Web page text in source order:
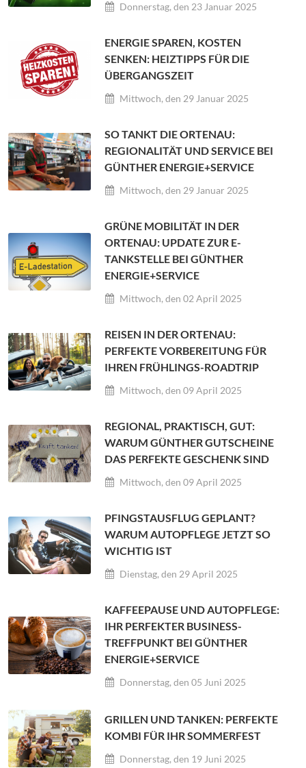
Donnerstag, den 23 Januar 2025
ENERGIE SPAREN, KOSTEN
SENKEN: HEIZTIPPS FÜR DIE
ÜBERGANGSZEIT
Mittwoch, den 29 Januar 2025
SO TANKT DIE ORTENAU:
REGIONALITÄT UND SERVICE BEI
GÜNTHER ENERGIE+SERVICE
Mittwoch, den 29 Januar 2025
GRÜNE MOBILITÄT IN DER
ORTENAU: UPDATE ZUR E-
TANKSTELLE BEI GÜNTHER
ENERGIE+SERVICE
Mittwoch, den 02 April 2025
REISEN IN DER ORTENAU:
PERFEKTE VORBEREITUNG FÜR
IHREN FRÜHLINGS-ROADTRIP
Mittwoch, den 09 April 2025
REGIONAL, PRAKTISCH, GUT:
WARUM GÜNTHER GUTSCHEINE
DAS PERFEKTE GESCHENK SIND
Mittwoch, den 09 April 2025
PFINGSTAUSFLUG GEPLANT?
WARUM AUTOPFLEGE JETZT SO
WICHTIG IST
Dienstag, den 29 April 2025
KAFFEEPAUSE UND AUTOPFLEGE:
IHR PERFEKTER BUSINESS-
TREFFPUNKT BEI GÜNTHER
ENERGIE+SERVICE
Donnerstag, den 05 Juni 2025
GRILLEN UND TANKEN: PERFEKTE
KOMBI FÜR IHR SOMMERFEST
Donnerstag, den 19 Juni 2025